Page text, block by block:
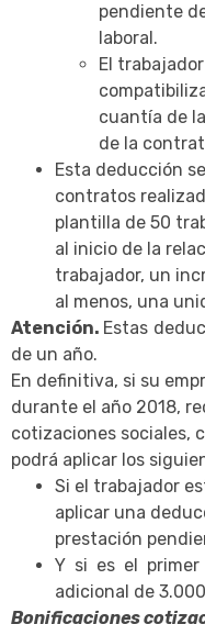
pendiente
laboral.
El
cuantía de
de la
Esta deducción
contratos
plantilla de 50
al inicio de la
trabajador, un
al menos, una
Atención. Estas
de un año.
En definitiva, si su
durante el año 2018,
cotizaciones sociales,
podrá aplicar los
Si el trabajador
aplicar una
prestación
Y si es el
adicional de
Bonificaciones